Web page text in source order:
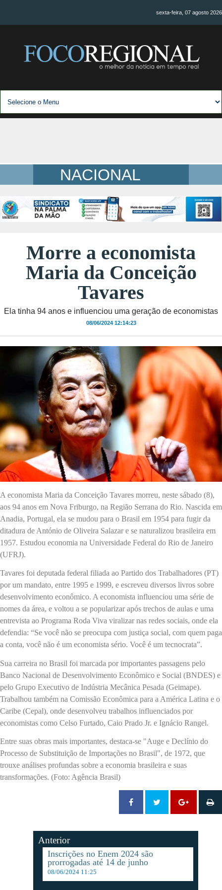
sexta-feira, 07 agosto 2026
NACIONAL
Morre a economista
Maria da Conceição
Tavares
Ela tinha 94 anos e influenciou uma geração de economistas
08/06/2024 12:14:23
A economista Maria da Conceição Tavares morreu, neste sábado (8),
aos 94 anos em Nova Friburgo, na Região Serrana do Rio. Nascida em
Anadia, Portugal, ela se mudou para o Brasil em 1954 para fugir da
ditadura de António de Oliveira Salazar e se naturalizou brasileira em
1957. Estudou economia na Universidade Federal do Rio de Janeiro
(UFRJ).
Tavares foi deputada federal filiada ao Partido dos Trabalhadores (PT)
por um mandato, entre 1995 e 1999, e escreveu diversos livros sobre
desenvolvimento econômico. A economista influenciou uma série de
nomes da área, e voltou a se popularizar após trechos de aulas e uma
entrevista ao Programa Roda Viva viralizar nas redes sociais, onde ela
defendia: “Se você não se preocupa com justiça social, com quem paga
a conta, você não é um economista sério. Você é um tecnocrata”.
Sua carreira no Brasil foi marcada por importantes passagens pelo
Banco Nacional de Desenvolvimento Econômico e Social (BNDES) e
pelo Grupo Executivo de Indústria Mecânica Pesada (Geimape).
Trabalhou também na Comissão Econômica para a América Latina e o
Caribe (Cepal), onde desenvolveu trabalhos influenciados por
economistas como Celso Furtado, Caio Prado Jr. e Ignácio Rangel.
Entre suas obras mais importantes, destaca-se "Auge e Declínio do
Processo de Substituição de Importações no Brasil", de 1972, que
trouxe análises profundas sobre a economia brasileira e suas
transformações. (Foto: Agência Brasil)
Anterior
Inscrições no Enem 2024 são
prorrogadas até 14 de junho
08/06/2024 11:25